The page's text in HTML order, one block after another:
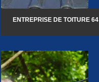
ENTREPRISE DE TOITURE 64